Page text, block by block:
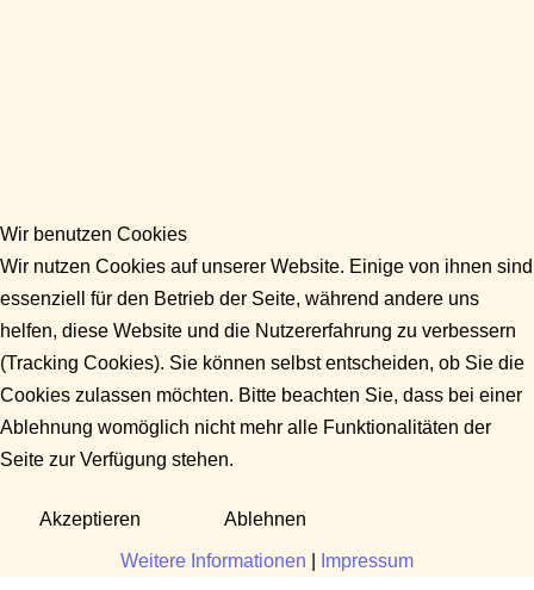
Wir benutzen Cookies
Wir nutzen Cookies auf unserer Website. Einige von ihnen sind
essenziell für den Betrieb der Seite, während andere uns
helfen, diese Website und die Nutzererfahrung zu verbessern
(Tracking Cookies). Sie können selbst entscheiden, ob Sie die
Cookies zulassen möchten. Bitte beachten Sie, dass bei einer
Ablehnung womöglich nicht mehr alle Funktionalitäten der
Seite zur Verfügung stehen.
Akzeptieren Ablehnen
Weitere Informationen Impressum